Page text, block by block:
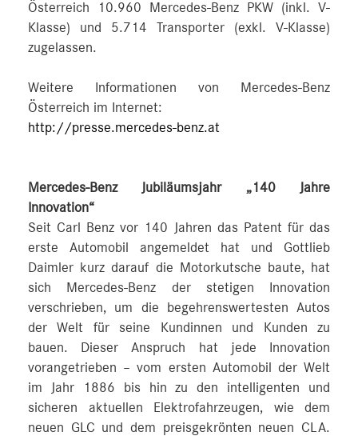
Österreich 10.960 Mercedes-Benz PKW (inkl. V-
Klasse) und 5.714 Transporter (exkl. V-Klasse)
zugelassen.
Weitere Informationen von Mercedes-Benz
Österreich im Internet:
http://presse.mercedes-benz.at
Mercedes-Benz Jubiläumsjahr „140 Jahre
Innovation“
Seit Carl Benz vor 140 Jahren das Patent für das
erste Automobil angemeldet hat und Gottlieb
Daimler kurz darauf die Motorkutsche baute, hat
sich Mercedes-Benz der stetigen Innovation
verschrieben, um die begehrenswertesten Autos
der Welt für seine Kundinnen und Kunden zu
bauen. Dieser Anspruch hat jede Innovation
vorangetrieben – vom ersten Automobil der Welt
im Jahr 1886 bis hin zu den intelligenten und
sicheren aktuellen Elektrofahrzeugen, wie dem
neuen GLC und dem preisgekrönten neuen CLA.